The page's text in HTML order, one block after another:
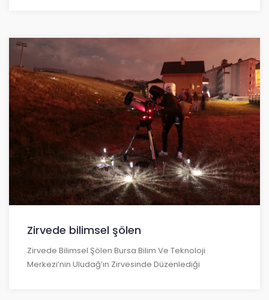
Zirvede bilimsel şölen
Zirvede Bilimsel Şölen Bursa Bilim Ve Teknoloji
Merkezi’nin Uludağ’ın Zirvesinde Düzenlediği